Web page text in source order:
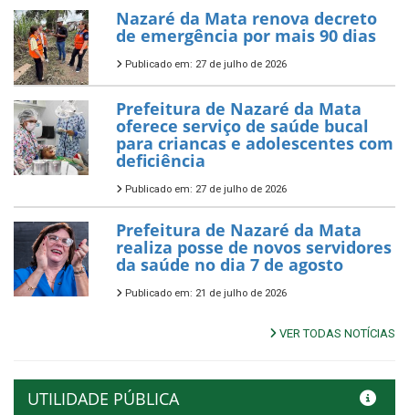
Nazaré da Mata renova decreto
de emergência por mais 90 dias
Publicado em: 27 de julho de 2026
Prefeitura de Nazaré da Mata
oferece serviço de saúde bucal
para criancas e adolescentes com
deficiência
Publicado em: 27 de julho de 2026
Prefeitura de Nazaré da Mata
realiza posse de novos servidores
da saúde no dia 7 de agosto
Publicado em: 21 de julho de 2026
VER TODAS NOTÍCIAS
UTILIDADE PÚBLICA